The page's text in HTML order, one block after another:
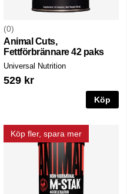
0
Animal Cuts,
Fettförbrännare 42 paks
Universal Nutrition
529 kr
Köp
Köp fler, spara mer